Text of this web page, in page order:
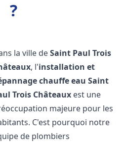
?
la ville deSaint Paul Trois
, l'installation et
chauffe eau Saint
Trois Châteaux est une
majeure pour les
C'est pourquoi notre
de plombiers